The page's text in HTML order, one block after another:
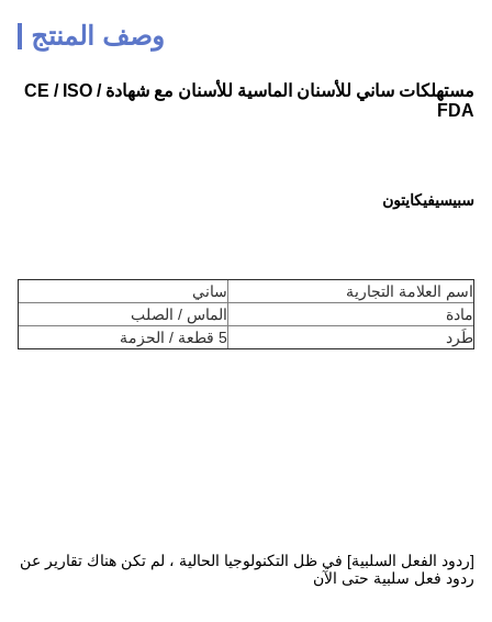
وصف المنتج
مستهلكات ساني للأسنان الماسية للأسنان مع شهادة CE / ISO /
FDA
سبيسيفيكايتون
اسم العلامة التجارية
ساني
مادة
الماس / الصلب
طَرد
5 قطعة / الحزمة
[ردود الفعل السلبية] في ظل التكنولوجيا الحالية ، لم تكن هناك تقارير عن
ردود فعل سلبية حتى الآن